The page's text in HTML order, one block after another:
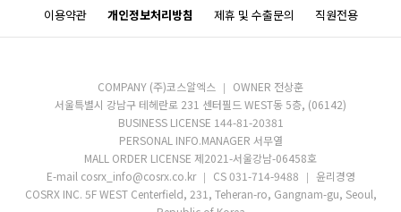
이용약관 개인정보처리방침 제휴 및 수출문의 직원전용
COMPANY (주)코스알엑스
OWNER 전상훈
서울특별시 강남구 테헤란로 231 센터필드 WEST동 5층, (06142)
BUSINESS LICENSE 144-81-20381
PERSONAL INFO.MANAGER 서무열
MALL ORDER LICENSE 제2021-서울강남-06458호
E-mail cosrx_info@cosrx.co.kr
CS 031-714-9488
윤리경영
COSRX INC. 5F WEST Centerfield, 231, Teheran-ro, Gangnam-gu, Seoul,